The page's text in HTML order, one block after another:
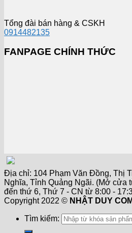
Tổng đài bán hàng & CSKH
0914482135
FANPAGE CHÍNH THỨC
Địa chỉ: 104 Phạm Văn Đồng, Thị
Nghĩa, Tỉnh Quảng Ngãi. (Mở cửa
đến thứ 6, Thứ 7 - CN từ 8:00 -
Copyright 2022 © NHẬT DUY
Tìm kiếm: